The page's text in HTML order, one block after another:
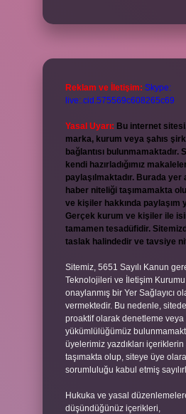
Reklam ve İletişim: Skype:
live:.cid.575569c608265c69
Yasal Uyarı: Bu internet
marka, kurum veya şahıs
bağlantısı bulunmamaktadır.
kendi hazırladığımız
paylaşılmaktadır. Burada
haber niteliği taşımamakta
ve kişiler hakkında paylaşım
Gerçek kurum ve kişiler ile
tamamen tesadüfidir.
taslak halindedir ve tavsiye
Sitemiz, 5651 Sayılı Kanun
Teknolojileri ve İletişim Kurumu
onaylanmış bir Yer Sağlayıcı
vermektedir. Bu nedenle,
proaktif olarak denetleme veya
yükümlülüğümüz
üyelerimiz yazdıkları
taşımakta olup, siteye üye
sorumluluğu kabul etmiş
Hukuka ve yasal
düşündüğünüz içerikleri,